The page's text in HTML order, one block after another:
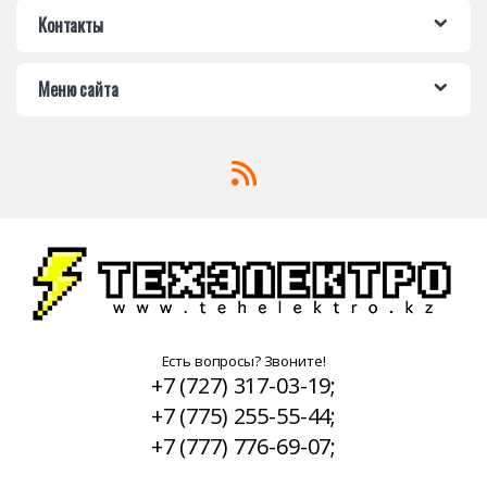
Контакты
Меню сайта
Есть вопросы? Звоните!
+7 (727) 317-03-19;
+7 (775) 255-55-44;
+7 (777) 776-69-07;